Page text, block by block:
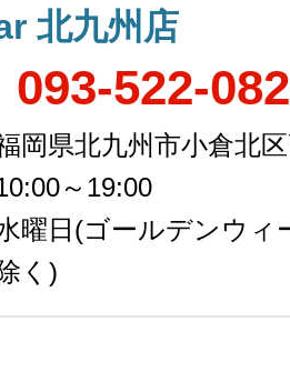
北九州店
093-522-
岡県北九州市小倉北
～19:00
曜日 (ゴールデンウィ
く)